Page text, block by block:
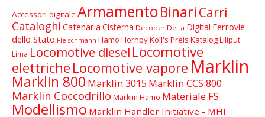
Accessori digitale ArmamentoBinari Carri
Cataloghi Catenaria Cisterna Decoder Delta Digital Ferrovie
dello Stato Fleischmann Hamo HornbyKoll's Preis KatalogLiliput
Lima Locomotive diesel Locomotive
elettriche Locomotive vapore Marklin
Marklin 800 Marklin 3015 Marklin CCS 800
Marklin Coccodrillo Marklin Hamo Materiale FS
Modellismo Märklin Händler Initiative - MHI